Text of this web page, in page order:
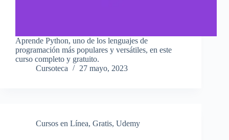
Aprende Python, uno de los lenguajes de
programación más populares y versátiles, en este
curso completo y gratuito.
Cursoteca
27 mayo, 2023
Cursos en Línea, Gratis, Udemy